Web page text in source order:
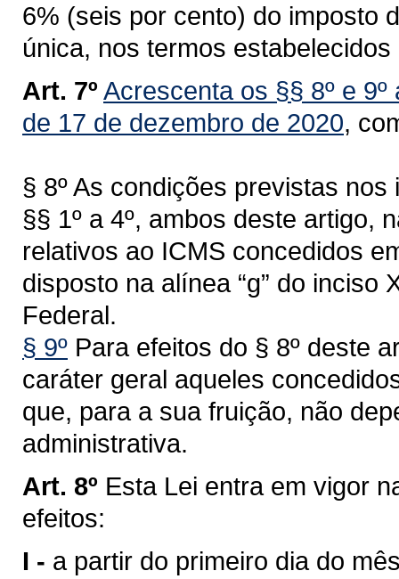
6% (seis por cento) do imposto
única, nos termos
Art. 7º Acrescenta os §§ 8º e
de 17 de dezembro de 2020,
§ 8º As condições previstas
§§ 1º a 4º, ambos deste artigo,
relativos ao ICMS concedidos
disposto na alínea “g” do inciso
Federal.
§ 9º Para efeitos do § 8º deste
caráter geral aqueles
que, para a sua fruição, não
administrativa.
Art. 8º Esta Lei entra em vigor
efeitos:
I - a partir do primeiro dia do